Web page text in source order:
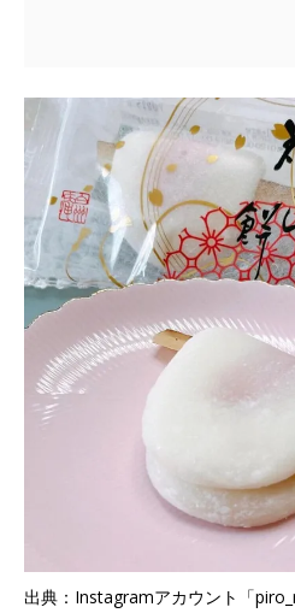
出典：Instagramアカウント「